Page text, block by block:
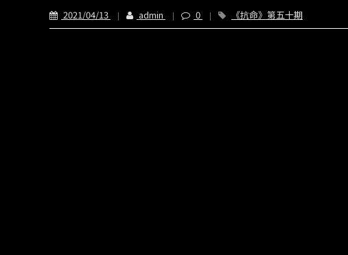
2021/04/13 admin 0 《抗命》第五十期